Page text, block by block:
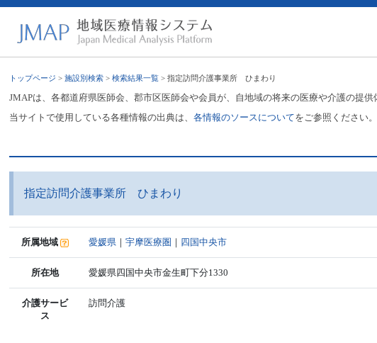
トップページ >施設別検索 >検索結果一覧 > 指定訪問介護事業所 ひまわり
JMAPは、各都道府県医師会、郡市区医師会や会員が、自地域の将来の医療や介護の提
当サイトで使用している各種情報の出典は、各情報のソースについてをご参照ください。
指定訪問介護事業所 ひまわり
所属地域 愛媛県 ｜宇摩医療圏 ｜ 四国中央市
所在地 愛媛県四国中央市金生町下分1330
介護サービ
ス
訪問介護